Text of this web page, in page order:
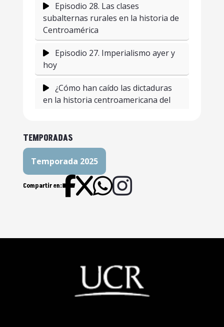
Episodio 28. Las clases
subalternas rurales en la historia de
Centroamérica
Episodio 27. Imperialismo ayer y
hoy
¿Cómo han caído las dictaduras
en la historia centroamericana del
¿Cómo han caído las dictaduras
en la historia centroamericana del
S.XX? Parte 1 | Episodio 25
El magisterio en la historia
política y social centroamericana |
malos vecinos | Episodio 23
Literatura y dictadura en la
historia de Centroamérica | Episodio
TEMPORADAS
Temporada 2025
Compartir en: